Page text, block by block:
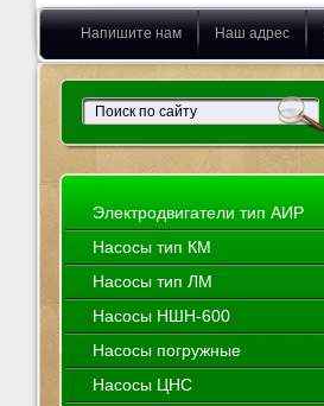
Напишите нам Наш адрес
Электродвигатели тип АИР
Насосы тип КМ
Насосы тип ЛМ
Насосы НШН-600
Насосы погружные
Насосы ЦНС